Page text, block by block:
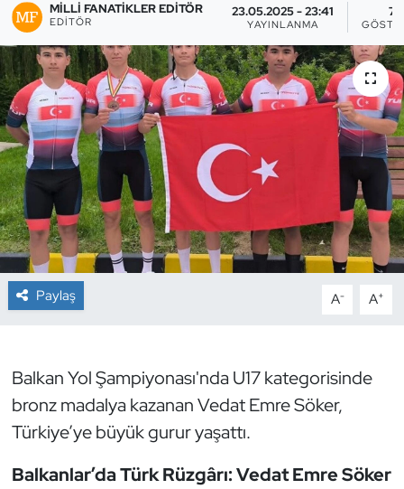
MILLI FANATIKLER EDITÖR
EDITÖR
23.05.2025 - 23:41
YAYINLANMA
7
Paylaş A- A+
Balkan Yol Şampiyonası'nda U17 kategorisinde
bronz madalya kazanan Vedat Emre Söker,
Türkiye’ye büyük gurur yaşattı.
Balkanlar’da Türk Rüzgârı: Vedat Emre Söker
Buz Hokeyi
Buz Pateni
Çim Hokeyi
Cimnastik
Curling
Dağcılık
Dans Sporları
E-Spor
Eskrim
Futbol